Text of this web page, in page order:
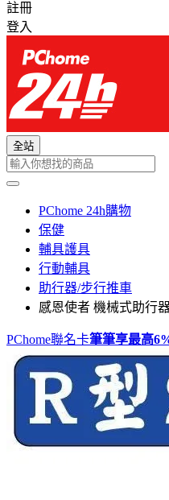
註冊
登入
全站
PChome 24h購物
保健
輔具護具
行動輔具
助行器/步行推車
感恩使者 機械式助行
PChome聯名卡筆筆享最高